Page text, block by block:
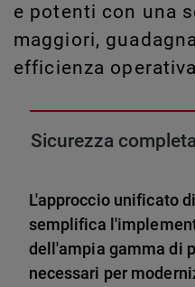
e potenti con una
maggiori,
efficienza
Sicurezza
L'approccio unificato
semplifica
dell'ampia gamma di
necessari per